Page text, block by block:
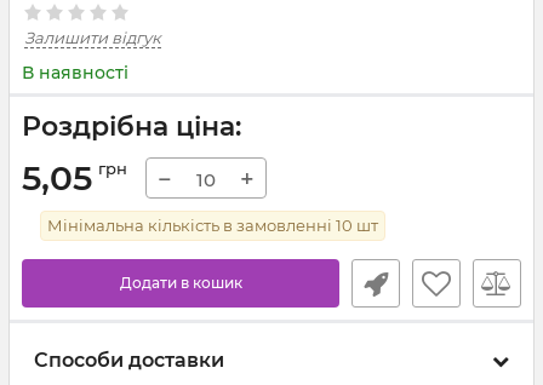
Залишити відгук
В наявності
Роздрібна ціна:
5,05 грн − +
Мінімальна кількість в замовленні 10 шт
Додати в кошик
Способи доставки